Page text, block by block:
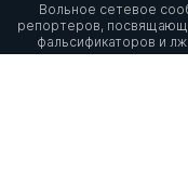
Вольное сетевое
репортеров,
фальсификаторов и